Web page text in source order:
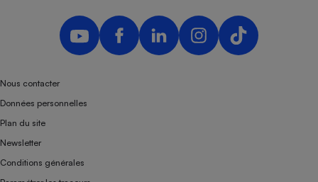
Nous contacter
Données personnelles
Plan du site
Newsletter
Conditions générales